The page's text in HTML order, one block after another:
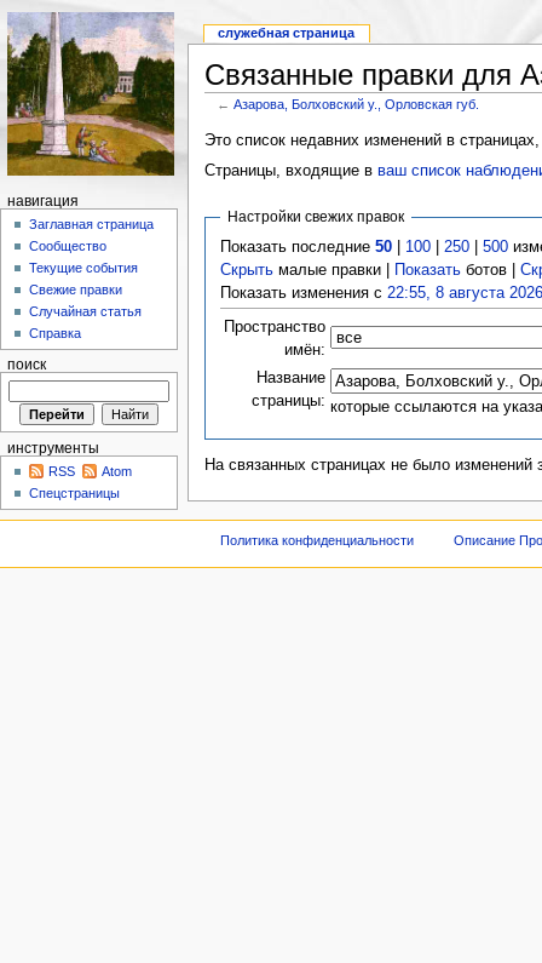
Связанные правки для
←Азарова, Болховский у., Орловская губ.
Это список недавних изменений в
Страницы, входящие в ваш список
Настройки свежих правок
Показать последние50 100 |250 |500
Скрыть малые правки | Показать ботов |
Показать изменения с22:55, 8 августа
Пространство
имён:
Название
страницы: которые ссылаются на
На связанных страницах не было изменений
служебная страница
навигация
Заглавная страница
Сообщество
Текущие события
Свежие правки
Случайная статья
Справка
поиск
инструменты
RSS
Atom
Спецстраницы
Политика конфиденциальности Описание